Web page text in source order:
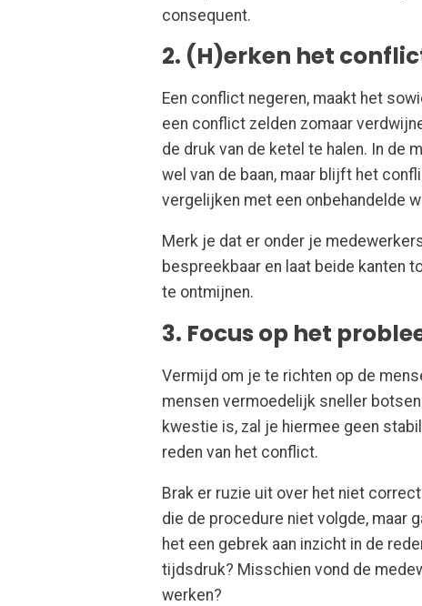
consequent.
2. (H)erken het
Een conflict negeren, maakt het
een conflict zelden zomaar
de druk van de ketel te halen. In de
wel van de baan, maar blijft het
vergelijken met een onbehandelde
Merk je dat er onder je
bespreekbaar en laat beide kanten
te ontmijnen.
3. Focus op het
Vermijd om je te richten op de
mensen vermoedelijk sneller
kwestie is, zal je hiermee geen
reden van het conflict.
Brak er ruzie uit over het niet
die de procedure niet volgde, maar
het een gebrek aan inzicht in de
tijdsdruk? Misschien vond de
werken?